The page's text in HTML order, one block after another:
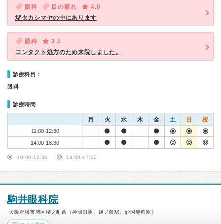
眼科 目の疲れ
4.0
堺タカシマヤの中にあります
眼科
3.5
コンタクト処方のため来院しました。
診療科目：
眼科
診療時間
月 火 水 木 金 土 日 祝
11:00-12:30
14:00-18:30
10:30-12:30 14:00-17:30
駒井眼科院
大阪府堺市堺区柳之町西（神明町駅、綾ノ町駅、妙国寺前駅）